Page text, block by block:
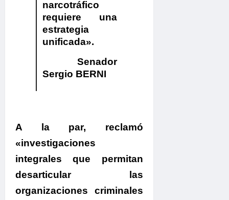
narcotráfico
requiere una
estrategia
unificada».
Senador
Sergio BERNI
A la par, reclamó
«investigaciones
integrales que permitan
desarticular las
organizaciones criminales